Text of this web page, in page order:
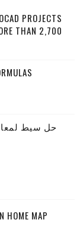
PROJECTS
THAN 2,700
حل سيط
HOME MAP